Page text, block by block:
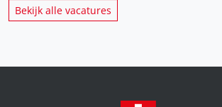
Bekijk alle vacatures